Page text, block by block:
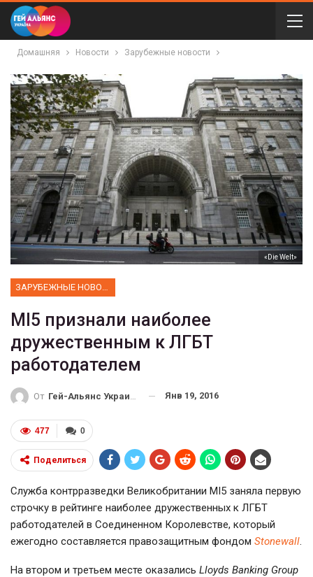
Домашняя Новости Зарубежные новости
«Die Welt»
ЗАРУБЕЖНЫЕ НОВОСТИ
MI5 признали наиболее
дружественным к ЛГБТ
работодателем
От Гей-Альянс Украина Янв 19, 2016
0
477
Поделиться
Служба контрразведки Великобритании MI5 заняла первую
строчку в рейтинге наиболее дружественных к ЛГБТ
работодателей в Соединенном Королевстве, который
ежегодно составляется правозащитным фондом Stonewall.
На втором и третьем месте оказались Lloyds Banking Group